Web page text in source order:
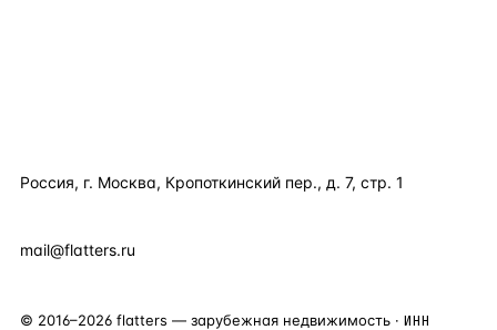
Россия, г. Москва, Кропоткинский пер., д. 7, стр. 1
mail@flatters.ru
© 2016–2026 flatters — зарубежная недвижимость · ИНН